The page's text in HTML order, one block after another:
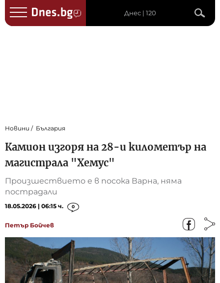
Днес | 120
Новини България
Камион изгоря на 28-и километър на
магистрала "Хемус"
Произшествието е в посока Варна, няма
пострадали
18.05.2026 | 06:15 ч. 0
Петър Бойчев